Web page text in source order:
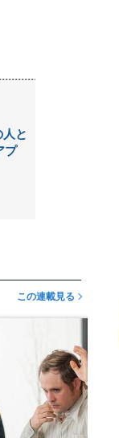
と
プ
この連載見る